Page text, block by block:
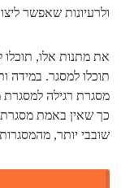
ולרעיונות שאפשר
את מתנות אלו, תוכלו
תוכלו למסגר. במידה
מסגרת רגילה
כך שאין באמת
שובבי יותר,